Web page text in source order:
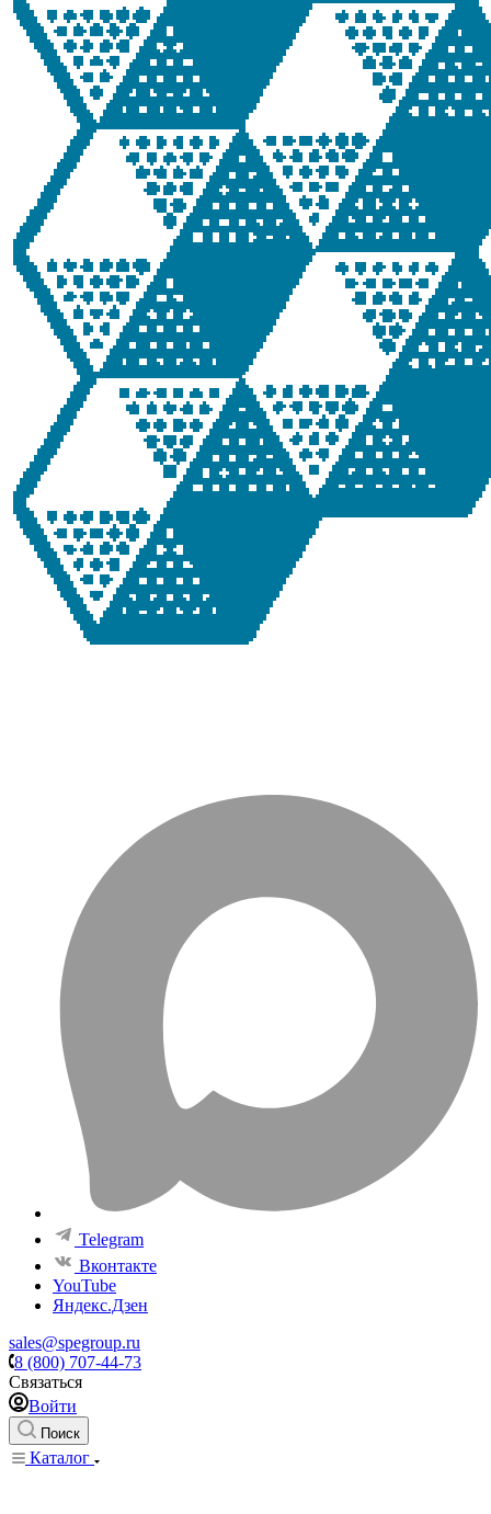
Telegram
Вконтакте
YouTube
Яндекс.Дзен
sales@spegroup.ru
8 (800) 707-44-73
Связаться
Войти
Поиск
Каталог